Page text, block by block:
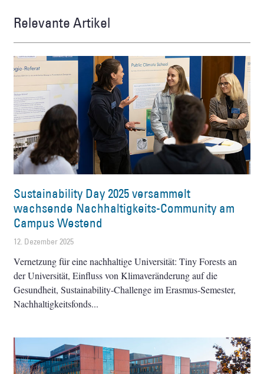
Relevante Artikel
Sustainability Day 2025 versammelt
wachsende Nachhaltigkeits-Community am
Campus Westend
12. Dezember 2025
Vernetzung für eine nachhaltige Universität: Tiny Forests an
der Universität, Einfluss von Klimaveränderung auf die
Gesundheit, Sustainability-Challenge im Erasmus-Semester,
Nachhaltigkeitsfonds